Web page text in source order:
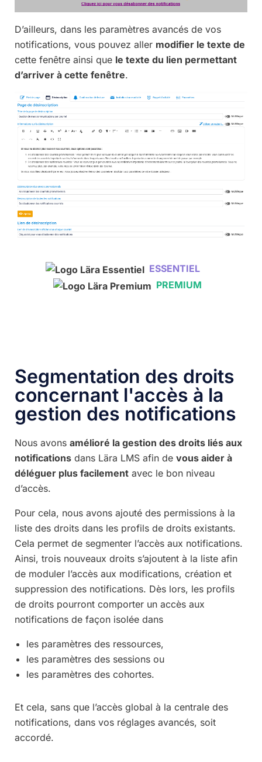
D’ailleurs, dans les paramètres avancés de vos
notifications, vous pouvez aller modifier le texte de
cette fenêtre ainsi que le texte du lien permettant
d’arriver à cette fenêtre.
ESSENTIEL
PREMIUM
Segmentation des droits
concernant l'accès à la
gestion des notifications
Nous avons amélioré la gestion des droits liés aux
notifications dans Lära LMS afin de vous aider à
déléguer plus facilement avec le bon niveau
d’accès.
Pour cela, nous avons ajouté des permissions à la
liste des droits dans les profils de droits existants.
Cela permet de segmenter l’accès aux notifications.
Ainsi, trois nouveaux droits s’ajoutent à la liste afin
de moduler l’accès aux modifications, création et
suppression des notifications. Dès lors, les profils
de droits pourront comporter un accès aux
notifications de façon isolée dans
les paramètres des ressources,
les paramètres des sessions ou
les paramètres des cohortes.
Et cela, sans que l’accès global à la centrale des
notifications, dans vos réglages avancés, soit
accordé.